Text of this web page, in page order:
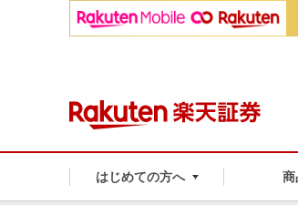
はじめての方へ 商